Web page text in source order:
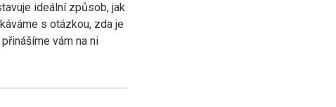
ideální způsob, jak
s otázkou, zda je
vám na ni